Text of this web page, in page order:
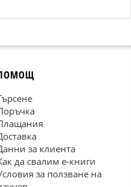
за клиента
да свалим е-книги
за ползване на